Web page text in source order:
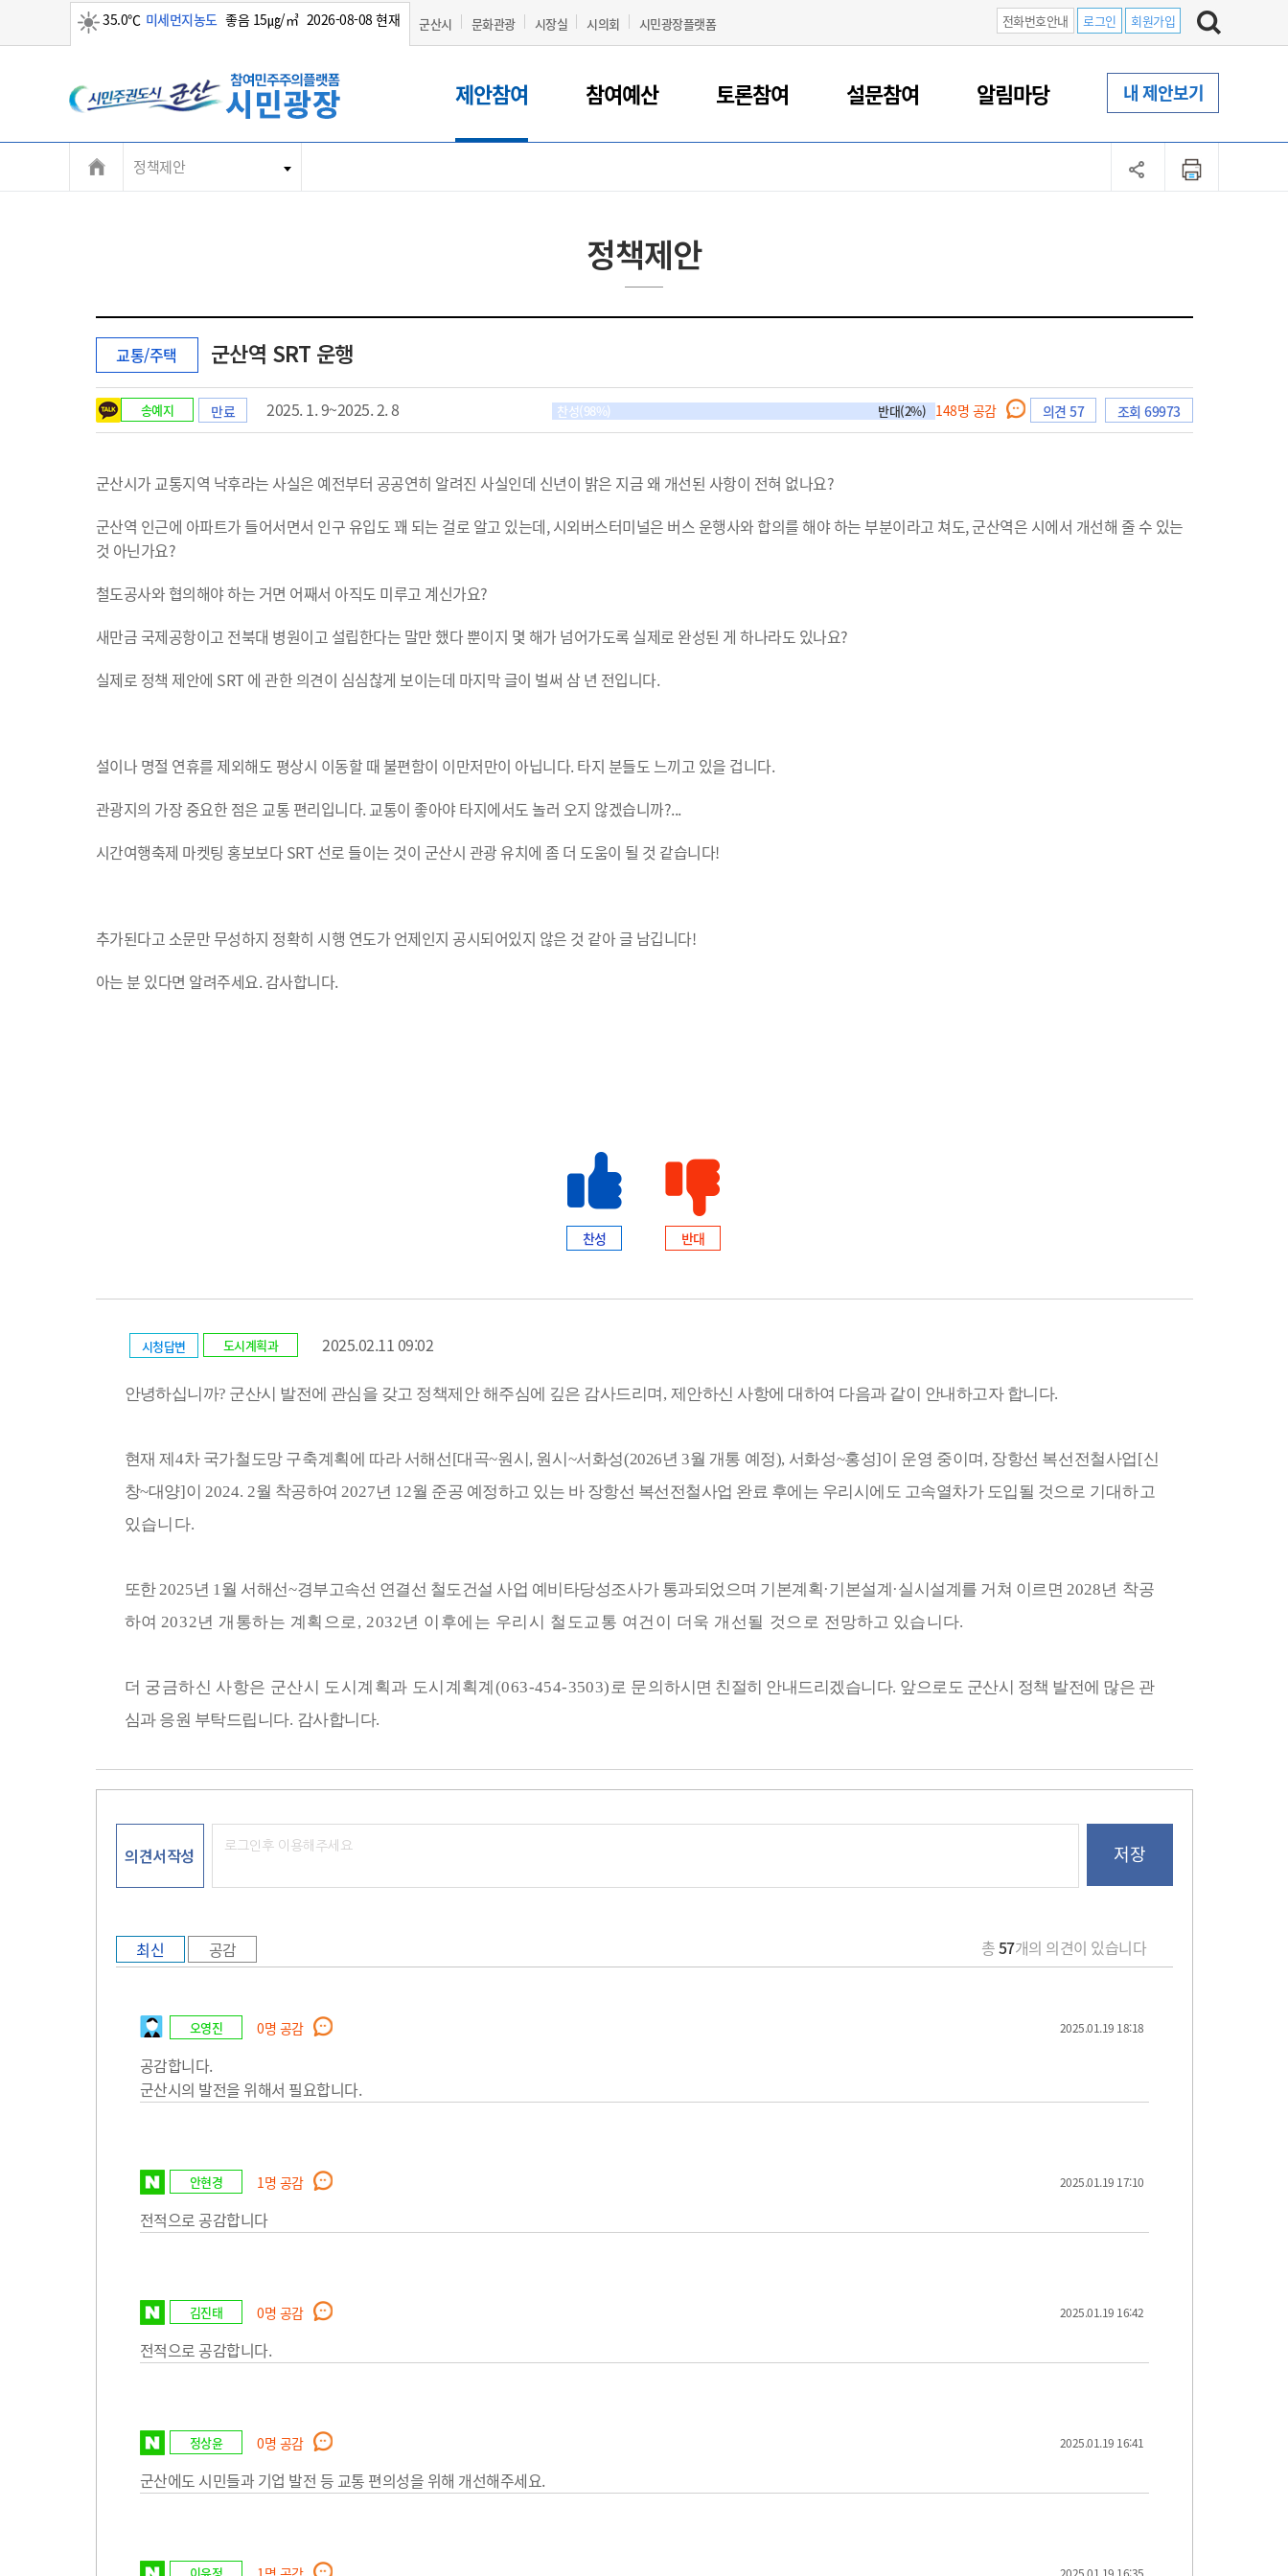
35.0℃ 미세먼지농도 좋음 15㎍/㎥ 2026-08-08 현재 군산시 문화관광 시장실 시의회 시민광장플랫폼 전화번호안내 로그인 회원가입
제안참여 참여예산 토론참여 설문참여 알림마당 내 제안보기
정책제안
정책제안
교통/주택 군산역 SRT 운행
송예지 만료 2025. 1. 9~2025. 2. 8 찬성(98%) 반대(2%) 148명 공감 의견 57 조회 69973
군산시가 교통지역 낙후라는 사실은 예전부터 공공연히 알려진 사실인데 신년이 밝은 지금 왜 개선된 사항이 전혀 없나요?
군산역 인근에 아파트가 들어서면서 인구 유입도 꽤 되는 걸로 알고 있는데, 시외버스터미널은 버스 운행사와 합의를 해야 하는 부분이라고 쳐도, 군산역은 시에서 개선해 줄 수 있는
것 아닌가요?
철도공사와 협의해야 하는 거면 어째서 아직도 미루고 계신가요?
새만금 국제공항이고 전북대 병원이고 설립한다는 말만 했다 뿐이지 몇 해가 넘어가도록 실제로 완성된 게 하나라도 있나요?
실제로 정책 제안에 SRT 에 관한 의견이 심심찮게 보이는데 마지막 글이 벌써 삼 년 전입니다.
설이나 명절 연휴를 제외해도 평상시 이동할 때 불편함이 이만저만이 아닙니다. 타지 분들도 느끼고 있을 겁니다.
관광지의 가장 중요한 점은 교통 편리입니다. 교통이 좋아야 타지에서도 놀러 오지 않겠습니까?...
시간여행축제 마켓팅 홍보보다 SRT 선로 들이는 것이 군산시 관광 유치에 좀 더 도움이 될 것 같습니다!
추가된다고 소문만 무성하지 정확히 시행 연도가 언제인지 공시되어있지 않은 것 같아 글 남깁니다!
아는 분 있다면 알려주세요. 감사합니다.
찬성 반대
시청답변 도시계획과 2025.02.11 09:02
안녕하십니까? 군산시 발전에 관심을 갖고 정책제안 해주심에 깊은 감사드리며 , 제안하신 사항에 대하여 다음과 같이 안내하고자 합니다.
현재 제4차 국가철도망 구축계획에 따라 서해선[대곡~원시, 원시~서화성(2026년 3월 개통 예정), 서화성~홍성]이 운영 중이며 , 장항선 복선전철사업[신
창~대양]이 2024. 2월 착공하여2027년 12월 준공 예정하고 있는 바 장항선 복선전철사업 완료 후에는 우리시에도 고속열차가 도입될 것으로 기대하고
있습니다.
또한2025년 1월 서해선~경부고속선 연결선 철도건설 사업 예비 타당성조사가 통과되었으며 기본계획·기본설계 ·실시설계를 거쳐 이르면 2028년 착공
하여 2032년 개통하는 계획으로, 2032년 이후에는 우리시 철도교통 여건이 더욱 개선될 것으로 전망하고 있습니다.
더 궁금하신 사항은 군산시 도시계획과 도시계획계 (063-454-3503)로 문의하시면 친절히 안내드리겠습니다. 앞으로도 군산시 정책 발전에 많은 관
심과 응원 부탁드립니다. 감사합니다.
의견서작성
최신 공감 총57개의 의견이 있습니다
오영진 0명 공감 2025.01.19 18:18
공감합니다.
군산시의 발전을 위해서 필요합니다.
안현경 1명 공감 2025.01.19 17:10
전적으로 공감합니다
김진태 0명 공감 2025.01.19 16:42
전적으로 공감합니다.
정상윤 0명 공감 2025.01.19 16:41
군산에도 시민들과 기업 발전 등 교통 편의성을 위해 개선해주세요.